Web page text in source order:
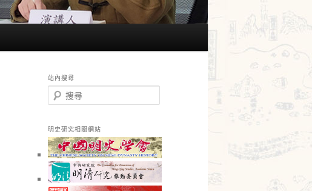
站內搜尋
搜
尋
明史研究相關網站